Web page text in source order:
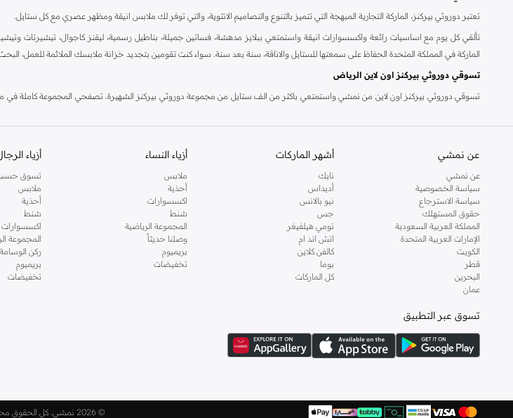
تعتبر دوروثي بيركنز، الماركة التجارية المبهجة التي تتميز بالتنوع والتصاميم الانثوية، والتي توفر لك ملابس انيقة ومظهر عصري مع كل ستايل.
تألقي كل يوم مع اساسيات رائعة واكسسوارات انيقة واستمتعي ببلايز مدهشة، فساتين جميلة، بناطيل رسمية، ليقنز كاجوال، تيشيرتات
الماركة في المملكة المتحدة الحفاظ على سمعتها للستايل والاناقة، سنة بعد سنة. سواء كنت تقومين بتجديد خزانة ملابسك الملائمة للعمل،
تسوقي دوروثي بيركنز اون لاين الرياض
تسوقي دوروثي بيركنز اون لاين من نمشي واستمتعي باكثر من الف ستايل من مجموعة دوروثي بيركنز الشهيرة. تصفحي المجموعة كاملة في
عن نمشي
عن نمشي
سياسة الخصوصية
سياسة الاسترجاع
حقوق المستهلك
المملكة العربية السعودية
الإمارات العربية المتحدة
الكويت
قطر
البحرين
عمان
أشهر الماركات
نايك
أديداس
نيو بالانس
جس
تومي هيلفيغر
اتش اند ام
كالفن كلاين
بوما
كل الماركات
أزياء النساء
ملابس
أحذية
اكسسوارات
شنط
المجموعة الرياضية
وصلنا حديثاً
بريميوم
تخفيضات
أزياء
تسوق حسب
ملابس
أحذية
شنط
اكسسوارات
المجموعة
ركن الوسامة
بريميوم
تخفيضات
تسوق عبر التطبيق
© 2026 نمشي. كل الحقوق محفوظة